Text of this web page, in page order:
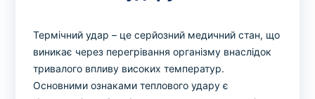
Термічний удар – це серйозний медичний стан, що
виникає через перегрівання організму внаслідок
тривалого впливу високих температур.
Основними ознаками теплового удару є
* Адміністрація клініки вживає всіх заходів для
своєчасного оновлення розміщеного на сайті прайс-
рекомендуємо уточнювати вартість та терміни
виконання досліджень за телефонами, вказаними на